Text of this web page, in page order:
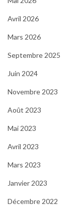
Avril 2026
Mars 2026
Septembre 2025
Juin 2024
Novembre 2023
Août 2023
Mai 2023
Avril 2023
Mars 2023
Janvier 2023
Décembre 2022